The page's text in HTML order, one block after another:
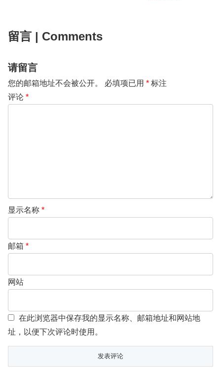
留言 | Comments
请留言
您的邮箱地址不会被公开。 必填项已用 * 标注
评论 *
显示名称 *
邮箱 *
网站
在此浏览器中保存我的显示名称、邮箱地址和网站地
址，以便下次评论时使用。